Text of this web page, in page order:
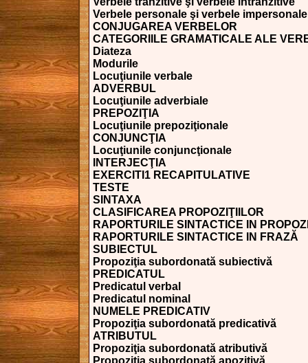
Verbele personale şi verbele impersonale
CONJUGAREA VERBELOR
CATEGORIILE GRAMATICALE ALE
Diateza
Modurile
Locuţiunile verbale
ADVERBUL
Locuţiunile adverbiale
PREPOZIŢIA
Locuţiunile prepoziţionale
CONJUNCŢIA
Locuţiunile conjuncţionale
INTERJECŢIA
EXERCITI1 RECAPITULATIVE
TESTE
SINTAXA
CLASIFICAREA PROPOZIŢIILOR
RAPORTURILE SINTACTICE IN
RAPORTURILE SINTACTICE IN FRAZĂ
SUBIECTUL
Propoziţia subordonată subiectivă
PREDICATUL
Predicatul verbal
Predicatul nominal
NUMELE PREDICATIV
Propoziţia subordonată predicativă
ATRIBUTUL
Propoziţia subordonată atributivă
Propoziţia subordonată apozitivă